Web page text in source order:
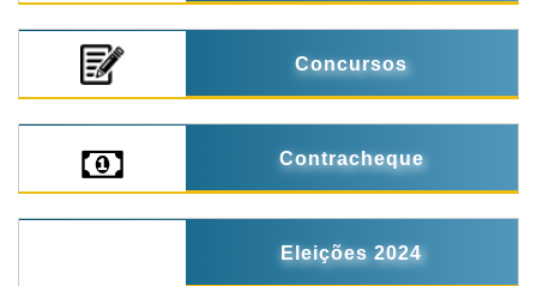
Concursos
Contracheque
Eleições 2024